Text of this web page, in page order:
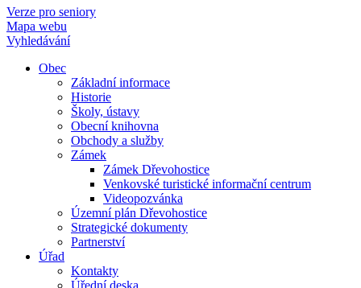
Verze pro seniory
Mapa webu
Vyhledávání
Obec
Základní informace
Historie
Školy, ústavy
Obecní knihovna
Obchody a služby
Zámek
Zámek Dřevohostice
Venkovské turistické informační centrum
Videopozvánka
Územní plán Dřevohostice
Strategické dokumenty
Partnerství
Úřad
Kontakty
Úřední deska